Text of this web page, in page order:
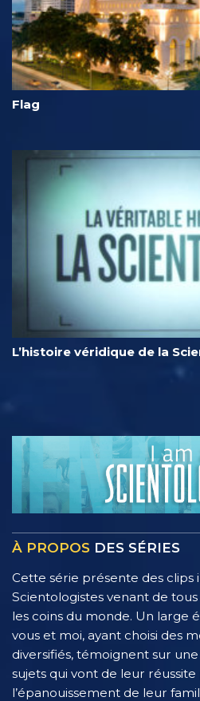
Flag
L’histoire véridique de la
À PROPOS DES SÉRIES
Cette série présente des clips
Scientologistes venant de
les coins du monde. Un large
vous et moi, ayant choisi des
diversifiés, témoignent sur
sujets qui vont de leur
l’épanouissement de leur